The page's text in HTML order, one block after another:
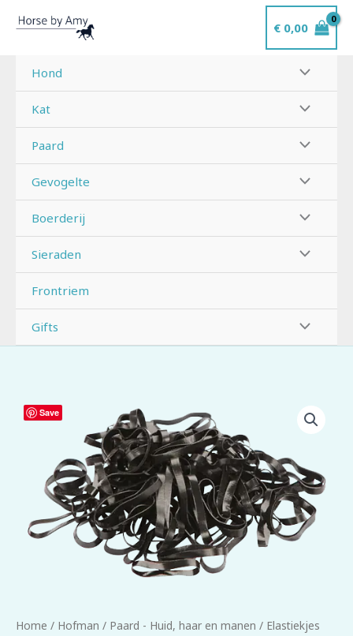
naar
inhoud
€0,00
Hond
Kat
Paard
Gevogelte
Boerderij
Sieraden
Frontriem
Gifts
Save
Home / Hofman / Paard - Huid, haar en manen / Elastiekjes
Elastiekjes
Siliconen